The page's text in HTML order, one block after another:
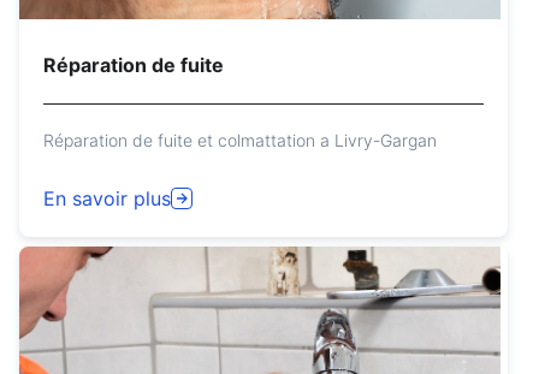
Réparation de fuite
Réparation de fuite et colmattation a Livry-Gargan
En savoir plus